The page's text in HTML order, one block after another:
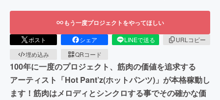
もう一度プロジェクトをやってほしい
ポスト シェア LINEで送る
URLコピー
埋め込み
QRコード
100年に一度のプロジェクト、筋肉の価値を追求する
アーティスト「Hot Pant’z(ホットパンツ)」が本格稼動し
ます！筋肉はメロディとシンクロする事でその確かな価